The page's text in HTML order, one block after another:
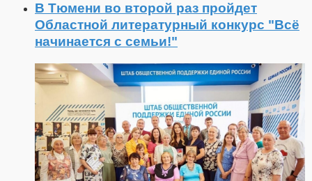
В Тюмени во второй раз пройдет
Областной литературный конкурс "Всё
начинается с семьи!"